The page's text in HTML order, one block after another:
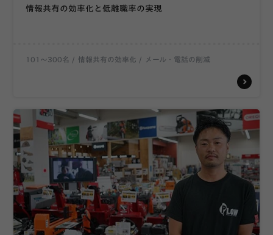
情報共有の効率化と低離職率の実現
101〜300名 情報共有の効率化 メール・電話の削減